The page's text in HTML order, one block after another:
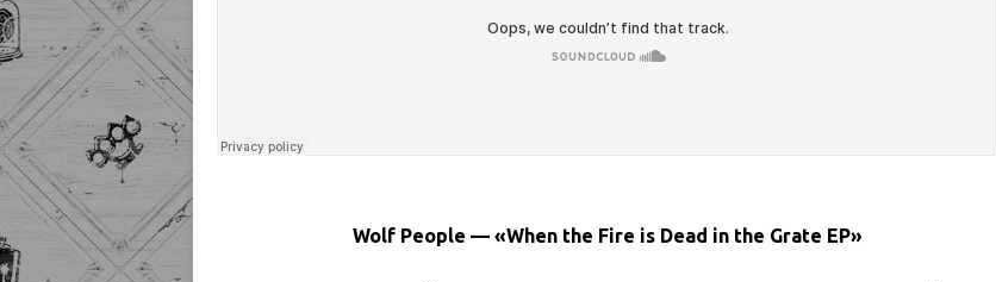
Wolf People — «When the Fire is Dead in the Grate EP»